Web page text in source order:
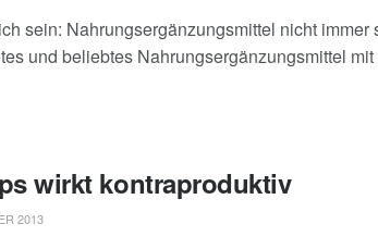
sein: Nahrungsergänzungsmittel nicht
und beliebtes Nahrungsergänzungsmittel mit
wirkt kontraproduktiv
2013